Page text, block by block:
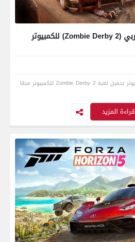
تحميل لعبة زومبي ديربي (Zombie Derby 2) للكمبيوتر
لعبة Zombie Derby 2 للكمبيوتر تحميل لعبة Zombie Derby 2 للكمبيوتر مجانا
قراءة المزيد